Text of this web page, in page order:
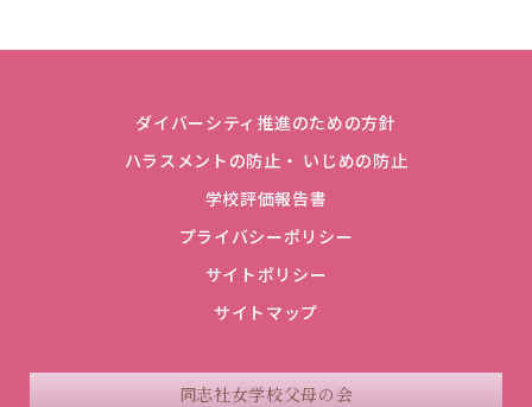
ダイバーシティ推進のための方針
ハラスメントの防止・ いじめの防止
学校評価報告書
プライバシーポリシー
サイトポリシー
サイトマップ
同志社女学校父母の会